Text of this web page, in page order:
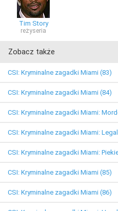
Tim Story
reżyseria
Zobacz także
CSI: Kryminalne zagadki Miami (83)
CSI: Kryminalne zagadki Miami (84)
CSI: Kryminalne zagadki Miami:
CSI: Kryminalne zagadki Miami:
CSI: Kryminalne zagadki Miami:
CSI: Kryminalne zagadki Miami (85)
CSI: Kryminalne zagadki Miami (86)